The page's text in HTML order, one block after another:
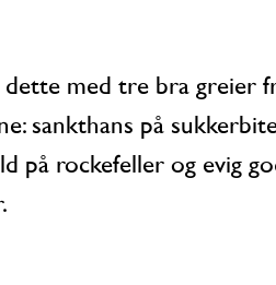
sankthans på
på rockefeller og evig